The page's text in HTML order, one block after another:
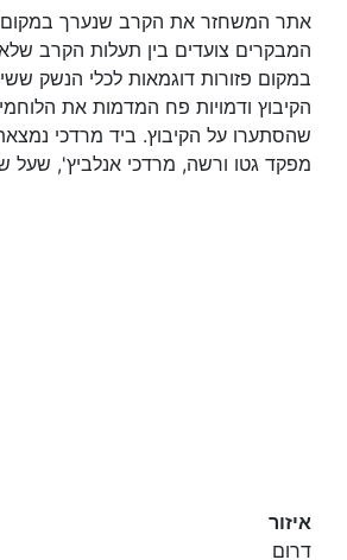
המבקרים צועדים בין תעלות הקרב
במקום פזורות דוגמאות לכלי הנשק
הקיבוץ ודמויות פח המדמות את
שהסתערו על הקיבוץ. ביד מרדכי
מפקד גטו ורשה, מרדכי אנלביץ', שעל
איזור
דרום